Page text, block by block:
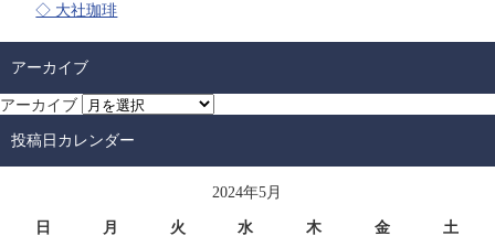
◇ 大社珈琲
アーカイブ
アーカイブ
投稿日カレンダー
2024年5月
日 月 火 水 木 金 土